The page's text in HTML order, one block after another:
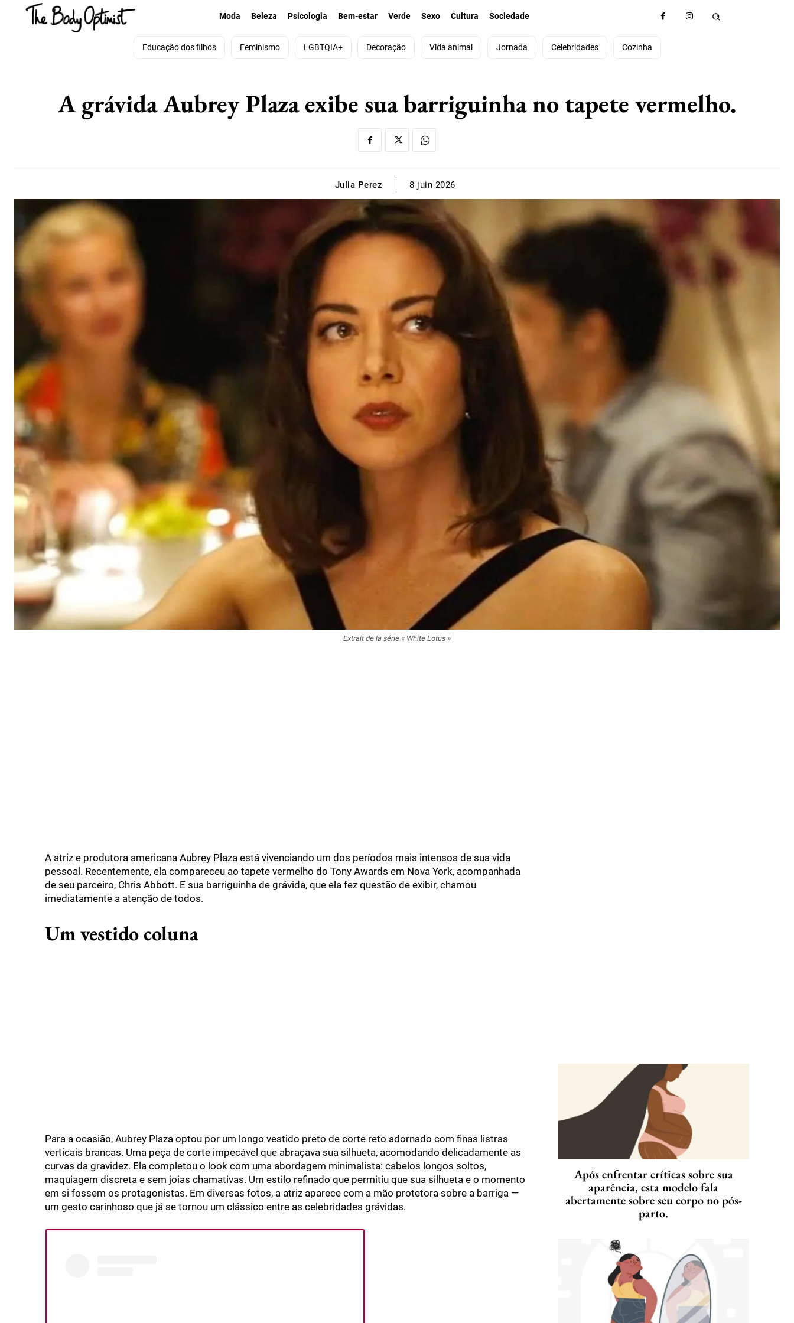
Moda Beleza Psicologia Bem-estar Verde Sexo Cultura Sociedade
Educação dos filhos Feminismo LGBTQIA+ Decoração Vida animal Jornada Celebridades Cozinha
A grávida Aubrey Plaza exibe sua barriguinha no tapete vermelho.
Julia Perez 8 juin 2026
Extrait de la série « White Lotus »
A atriz e produtora americana Aubrey Plaza está vivenciando um dos períodos mais intensos de sua vida
pessoal. Recentemente, ela compareceu ao tapete vermelho do Tony Awards em Nova York, acompanhada
de seu parceiro, Chris Abbott. E sua barriguinha de grávida, que ela fez questão de exibir, chamou
imediatamente a atenção de todos.
Um vestido coluna
Para a ocasião, Aubrey Plaza optou por um longo vestido preto de corte reto adornado com finas listras
verticais brancas. Uma peça de corte impecável que abraçava sua silhueta, acomodando delicadamente as
curvas da gravidez. Ela completou o look com uma abordagem minimalista: cabelos longos soltos,
maquiagem discreta e sem joias chamativas. Um estilo refinado que permitiu que sua silhueta e o momento
em si fossem os protagonistas. Em diversas fotos, a atriz aparece com a mão protetora sobre a barriga —
um gesto carinhoso que já se tornou um clássico entre as celebridades grávidas.
Após enfrentar críticas sobre sua
aparência, esta modelo fala
abertamente sobre seu corpo no pós-
parto.